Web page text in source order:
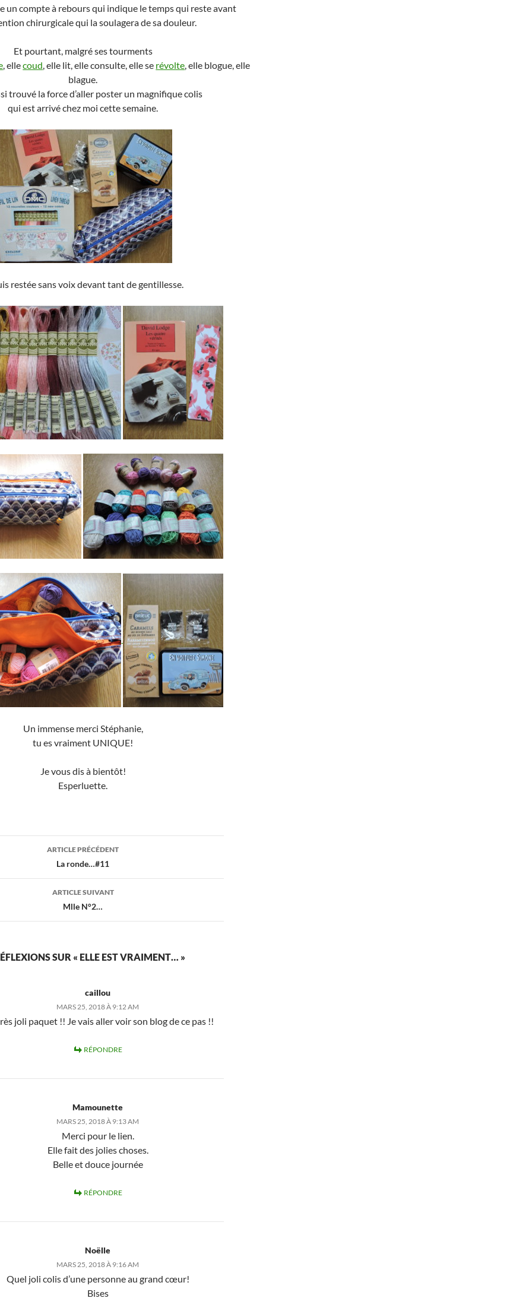
un compte à rebours qui indique le temps qui reste avant
chirurgicale qui la soulagera de sa douleur.
Et pourtant, malgré ses tourments
, ellecoud, elle lit, elle consulte, elle se révolte, elle blogue, elle
blague.
trouvé la force d’aller poster un magnifique colis
qui est arrivé chez moi cette semaine.
restée sans voix devant tant de gentillesse.
Un immense merci Stéphanie,
tu es vraiment UNIQUE!
Je vous dis à bientôt!
Esperluette.
ARTICLE PRÉCÉDENT
La ronde…#11
ARTICLE SUIVANT
Mlle N°2…
SUR « ELLE EST VRAIMENT… »
caillou
MARS 25, 2018 À 9:12 AM
joli paquet !! Je vais aller voir son blog de ce pas !!
RÉPONDRE
Mamounette
MARS 25, 2018 À 9:13 AM
Merci pour le lien.
Elle fait des jolies choses.
Belle et douce journée
RÉPONDRE
Noëlle
MARS 25, 2018 À 9:16 AM
Quel joli colis d’une personne au grand cœur!
Bises